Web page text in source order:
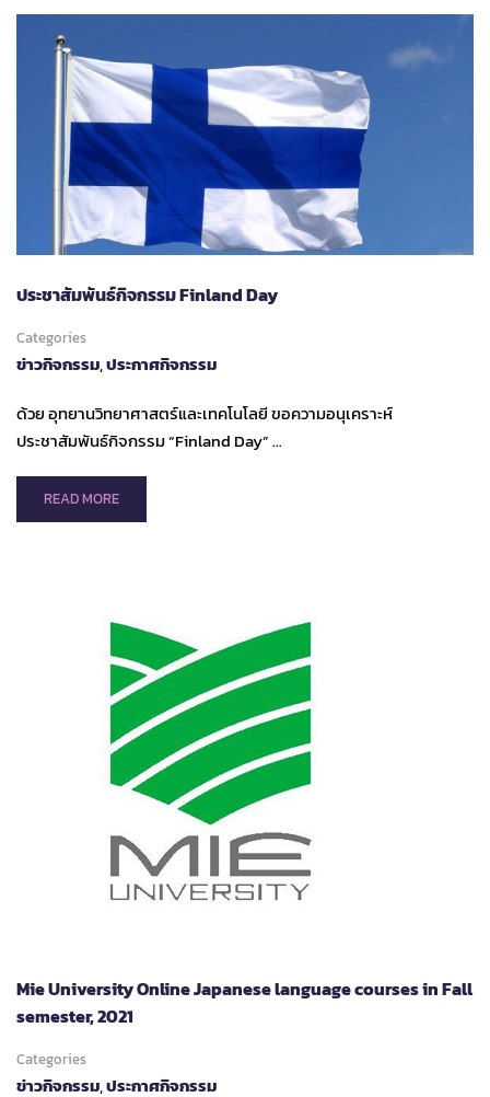
รัฐบาล
อินเดีย
ฝึก
อบรม
ออนไลน์
หลักสูตร
GEOGRAPHICAL
INFORMATION
SYSTEM
ประชาสัมพันธ์กิจกรรม Finland Day
Categories
ข่าวกิจกรรม,ประกาศกิจกรรม
ด้วย อุทยานวิทยาศาสตร์และเทคโนโลยี ขอความอนุเคราะห์
ประชาสัมพันธ์กิจกรรม “Finland Day” …
READ
MORE
READ MORE
Mie University Online Japanese language courses in Fall
semester, 2021
Categories
ข่าวกิจกรรม,ประกาศกิจกรรม